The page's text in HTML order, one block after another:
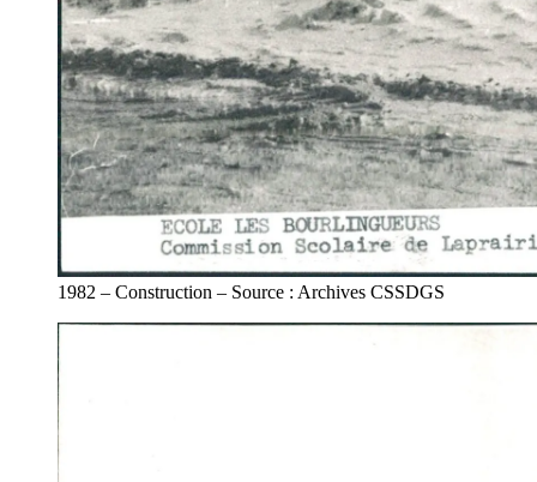
1982 – Construction – Source : Archives CSSDGS